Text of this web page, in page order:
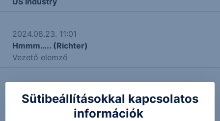
2024.08.23. 11:01
Hmmm….. (Richter)
Vezető elemző
További Erste elemzések
Sütibeállításokkal kapcsolatos
információk